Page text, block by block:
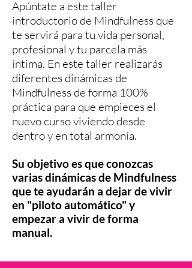
Apúntate a este taller
introductorio de Mindfulness que
te servirá para tu vida personal,
profesional y tu parcela más
íntima. En este taller realizarás
diferentes dinámicas de
Mindfulness de forma 100%
práctica para que empieces el
nuevo curso viviendo desde
dentro y en total armonía.
Su objetivo es que conozcas
varias dinámicas de Mindfulness
que te ayudarán a dejar de vivir
en "piloto automático" y
empezar a vivir de forma
manual.